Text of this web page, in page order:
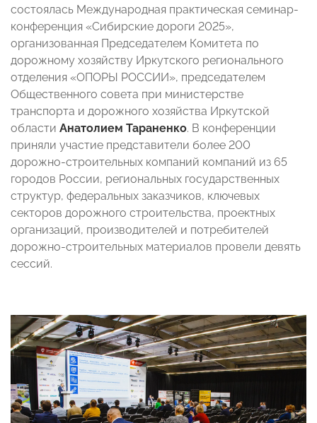
состоялась Международная практическая семинар-
конференция «Сибирские дороги 2025»,
организованная Председателем Комитета по
дорожному хозяйству Иркутского регионального
отделения «ОПОРЫ РОССИИ», председателем
Общественного совета при министерстве
транспорта и дорожного хозяйства Иркутской
области Анатолием Тараненко. В конференции
приняли участие представители более 200
дорожно-строительных компаний компаний из 65
городов России, региональных государственных
структур, федеральных заказчиков, ключевых
секторов дорожного строительства, проектных
организаций, производителей и потребителей
дорожно-строительных материалов провели девять
сессий.